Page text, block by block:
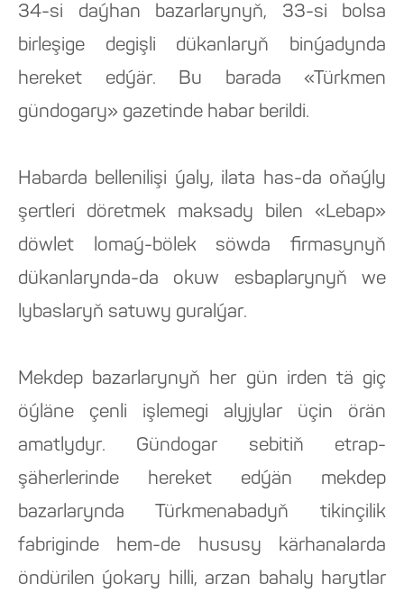
34-si daýhan bazarlarynyň, 33-si bolsa
birleşige degişli dükanlaryň binýadynda
hereket edýär. Bu barada «Türkmen
gündogary» gazetinde habar berildi.
Habarda bellenilişi ýaly, ilata has-da oňaýly
şertleri döretmek maksady bilen «Lebap»
döwlet lomaý-bölek söwda firmasynyň
dükanlarynda-da okuw esbaplarynyň we
lybaslaryň satuwy guralýar.
Mekdep bazarlarynyň her gün irden tä giç
öýläne çenli işlemegi alyjylar üçin örän
amatlydyr. Gündogar sebitiň etrap-
şäherlerinde hereket edýän mekdep
bazarlarynda Türkmenabadyň tikinçilik
fabriginde hem-de hususy kärhanalarda
öndürilen ýokary hilli, arzan bahaly harytlar